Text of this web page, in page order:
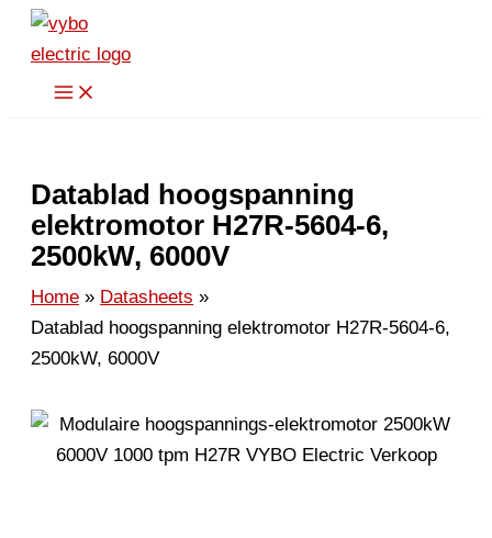
Spring
naar
Datablad hoogspanning
elektromotor H27R-5604-6,
2500kW, 6000V
Home
Datasheets
Datablad hoogspanning elektromotor H27R-5604-6,
2500kW, 6000V